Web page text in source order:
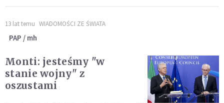
13 lat temu WIADOMOŚCI ZE ŚWIATA
PAP / mh
Monti: jesteśmy "w
stanie wojny" z
oszustami